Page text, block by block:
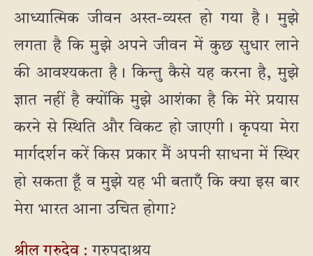
आध्यात्मिक जीवन अस्त-व्यस्त हो गया है। मुझे
लगता है कि मुझे अपने जीवन में कुछ सुधार लाने
की आवश्यकता है। किन्तु कैसे यह करना है, मुझे
ज्ञात नहीं है क्योंकि मुझे आशंका है कि मेरे प्रयास
करने से स्थिति और विकट हो जाएगी। कृपया मेरा
मार्गदर्शन करें किस प्रकार मैं अपनी साधना में स्थिर
हो सकता हूँ व मुझे यह भी बताएँ कि क्या इस बार
मेरा भारत आना उचित होगा?
श्रील गुरुदेव :गुरुपदाश्रय